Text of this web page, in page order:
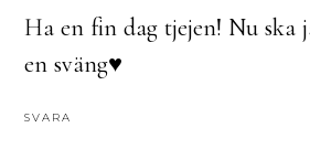
Ha en fin dag tjejen! Nu ska
en sväng♥
SVARA